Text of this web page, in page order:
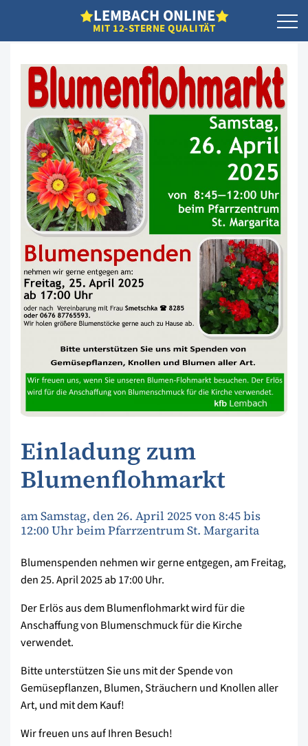
LEMBACH ONLINE
MIT 12-STERNE QUALITÄT
Einladung zum
Blumenflohmarkt
am Samstag, den 26. April 2025 von 8:45 bis
12:00 Uhr beim Pfarrzentrum St. Margarita
Blumenspenden nehmen wir gerne entgegen, am Freitag,
den 25. April 2025 ab 17:00 Uhr.
Der Erlös aus dem Blumenflohmarkt wird für die
Anschaffung von Blumenschmuck für die Kirche
verwendet.
Bitte unterstützen Sie uns mit der Spende von
Gemüsepflanzen, Blumen, Sträuchern und Knollen aller
Art, und mit dem Kauf!
Wir freuen uns auf Ihren Besuch!